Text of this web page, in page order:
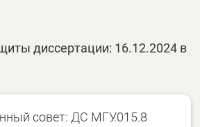
диссертации: 16.12.2024 в
совет: ДС МГУ.015.8